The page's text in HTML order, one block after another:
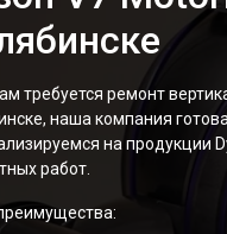
требуется ремонт
наша компания
на продукции
работ.